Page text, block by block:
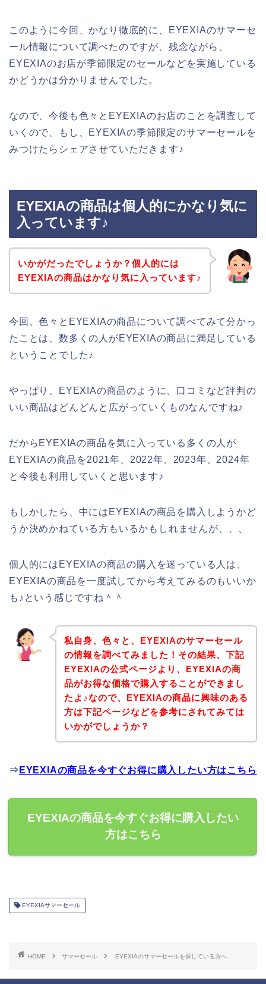
このように今回、かなり徹底的に、EYEXIAのサマーセ
ール情報について調べたのですが、残念ながら、
EYEXIAのお店が季節限定のセールなどを実施している
かどうかは分かりませんでした。
なので、今後も色々とEYEXIAのお店のことを調査して
いくので、もし、EYEXIAの季節限定のサマーセールを
みつけたらシェアさせていただきます♪
EYEXIAの商品は個人的にかなり気に
入っています♪
いかがだったでしょうか？個人的には
EYEXIAの商品はかなり気に入っています♪
今回、色々とEYEXIAの商品について調べてみて分かっ
たことは、数多くの人がEYEXIAの商品に満足している
ということでした♪
やっぱり、EYEXIAの商品のように、口コミなど評判の
いい商品はどんどんと広がっていくものなんですね♪
だからEYEXIAの商品を気に入っている多くの人が
EYEXIAの商品を2021年、2022年、2023年、2024年
と今後も利用していくと思います♪
もしかしたら、中にはEYEXIAの商品を購入しようかど
うか決めかねている方もいるかもしれませんが、、、
個人的にはEYEXIAの商品の購入を迷っている人は、
EYEXIAの商品を一度試してから考えてみるのもいいか
も♪という感じですね＾＾
私自身、色々と、EYEXIAのサマーセール
の情報を調べてみました！その結果、下記
EYEXIAの公式ページより、EYEXIAの商
品がお得な価格で購入することができまし
たよ♪なので、EYEXIAの商品に興味のある
方は下記ページなどを参考にされてみては
いかがでしょうか？
⇒ EYEXIAの商品を今すぐお得に購入したい方はこちら
EYEXIAの商品を今すぐお得に購入したい
方はこちら
EYEXIAサマーセール
HOME サマーセール EYEXIAのサマーセールを探している方へ